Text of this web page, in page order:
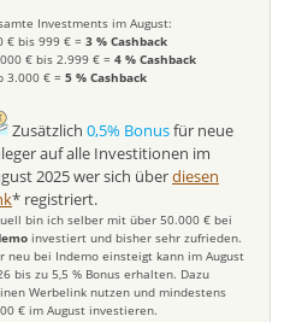
Investments im August:
€ bis 999 € = 3 % Cashback
€ bis 2.999 € = 4 % Cashback
3.000 € = 5 % Cashback
Zusätzlich 0,5% Bonusfür neue
auf alle Investitionen im
2025 wer sich überdiesen
* registriert.
bin ich selber mit über 50.000 € bei
investiert und bisher sehr zufrieden.
neu bei Indemo einsteigt kann im August
bis zu 5,5 % Bonus erhalten. Dazu
Werbelink nutzen und mindestens
€ im August investieren.